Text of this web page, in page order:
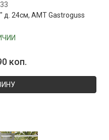
д. 24см, AMT Gastroguss
коп.